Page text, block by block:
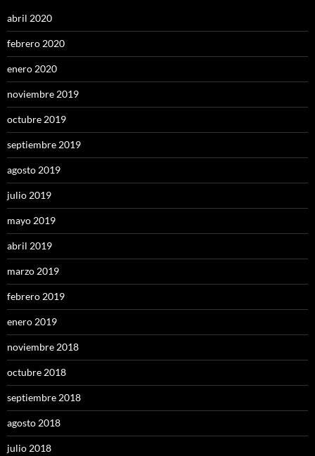
abril 2020
febrero 2020
enero 2020
noviembre 2019
octubre 2019
septiembre 2019
agosto 2019
julio 2019
mayo 2019
abril 2019
marzo 2019
febrero 2019
enero 2019
noviembre 2018
octubre 2018
septiembre 2018
agosto 2018
julio 2018